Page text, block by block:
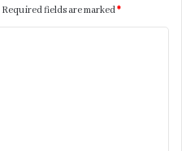
Required fields are marked*